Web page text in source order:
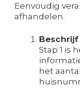
Eenvoudig
afhandelen.
Stap 1 is
het